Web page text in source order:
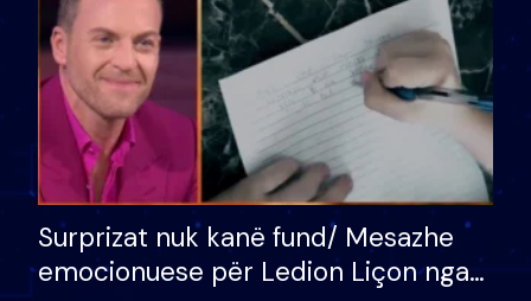
Surprizat nuk kanë fund/ Mesazhe
emocionuese për Ledion Liçon nga